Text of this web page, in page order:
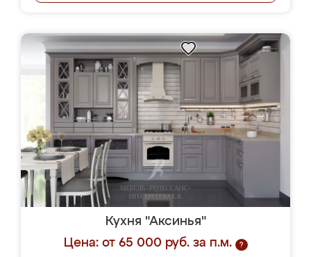
Кухня "Аксинья"
Цена: от 65 000 руб. за п.м.
?